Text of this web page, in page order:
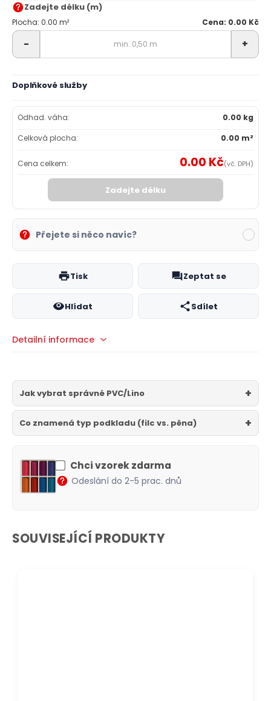
Zadejte délku (m)
Plocha: 0.00 m² Cena: 0.00 Kč
- +
Doplňkové služby
Odhad. váha:
0.00 kg
Celková plocha:
0.00 m²
Cena celkem: 0.00 Kč(vč. DPH)
Zadejte délku
Přejete si něco navíc?
Tisk Zeptat se
Hlídat Sdílet
Detailní informace
Jak vybrat správné PVC/Lino
Co znamená typ podkladu (filc vs. pěna)
Chci vzorek zdarma
Odeslání do 2-5 prac. dnů
SOUVISEJÍCÍ PRODUKTY